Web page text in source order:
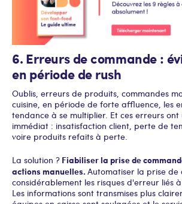
6. Erreurs de commande :
en période de rush
Oublis, erreurs de produits, commandes
cuisine, en période de forte affluence, les
tendance à se multiplier. Et ces erreurs
immédiat : insatisfaction client, perte de
voire produits refaits à perte.
La solution ? Fiabiliser la prise de
actions manuelles. Automatiser la prise
considérablement les risques d'erreur liés
Les informations sont transmises plus